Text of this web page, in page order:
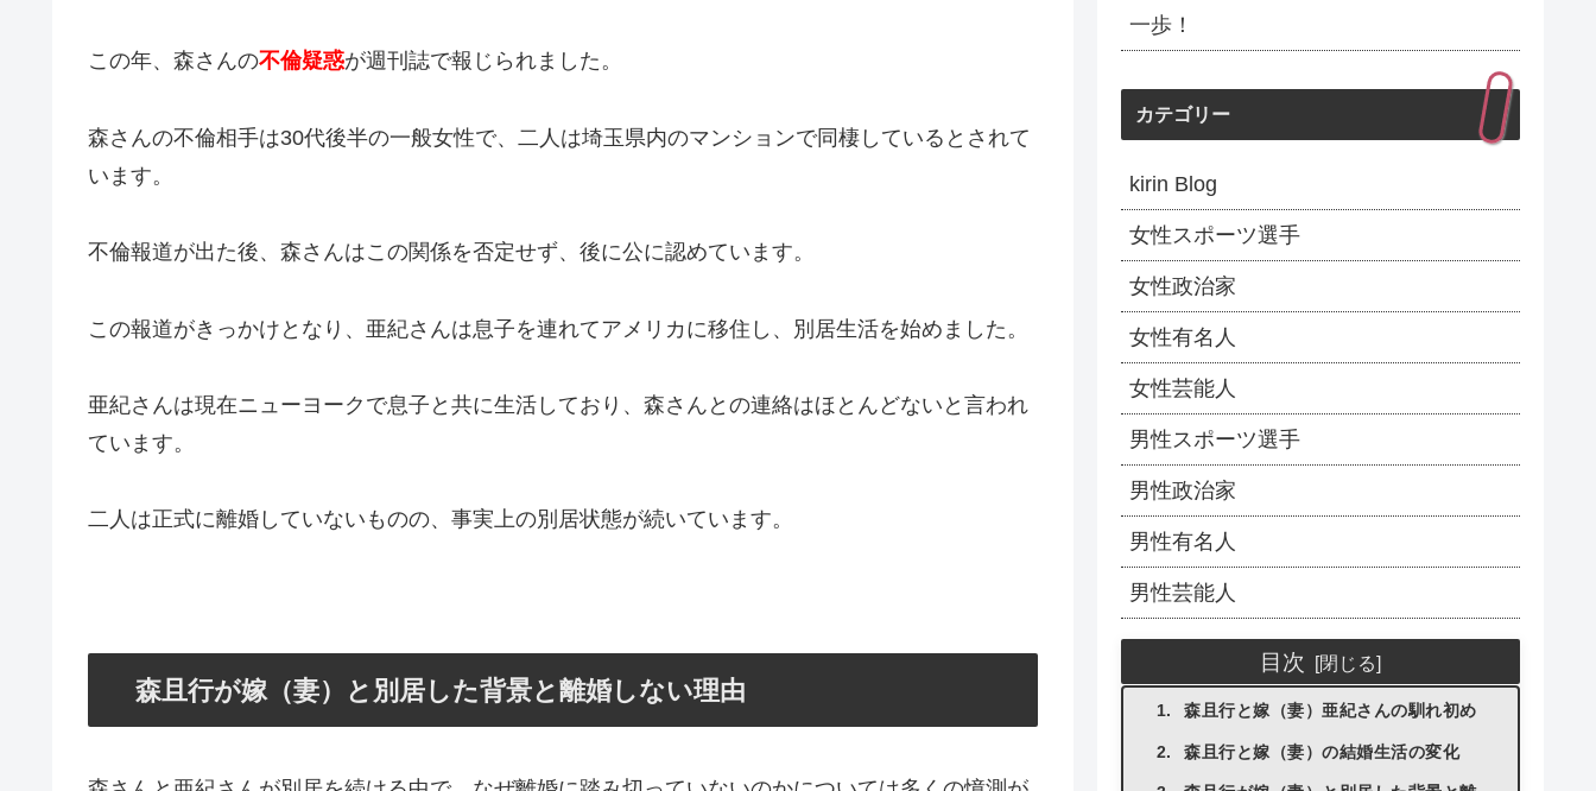
この年、森さんの不倫疑惑が週刊誌で報じられました​。
森さんの不倫相手は30代後半の一般女性で、二人は埼玉県内のマンションで同棲しているとされて
います。
不倫報道が出た後、森さんはこの関係を否定せず、後に公に認めています。
この報道がきっかけとなり、亜紀さんは息子を連れてアメリカに移住し、別居生活を始めました​ 。
亜紀さんは現在ニューヨークで息子と共に生活しており、森さんとの連絡はほとんどないと言われ
ています​。
二人は正式に離婚していないものの、事実上の別居状態が続いています。
森且行が嫁（妻）と別居した背景と離婚しない理由
一歩！
カテゴリー
kirin Blog
女性スポーツ選手
女性政治家
女性有名人
女性芸能人
男性スポーツ選手
男性政治家
男性有名人
男性芸能人
目次
森且行と嫁（妻）亜紀さんの馴れ初め
森且行と嫁（妻）の結婚生活の変化